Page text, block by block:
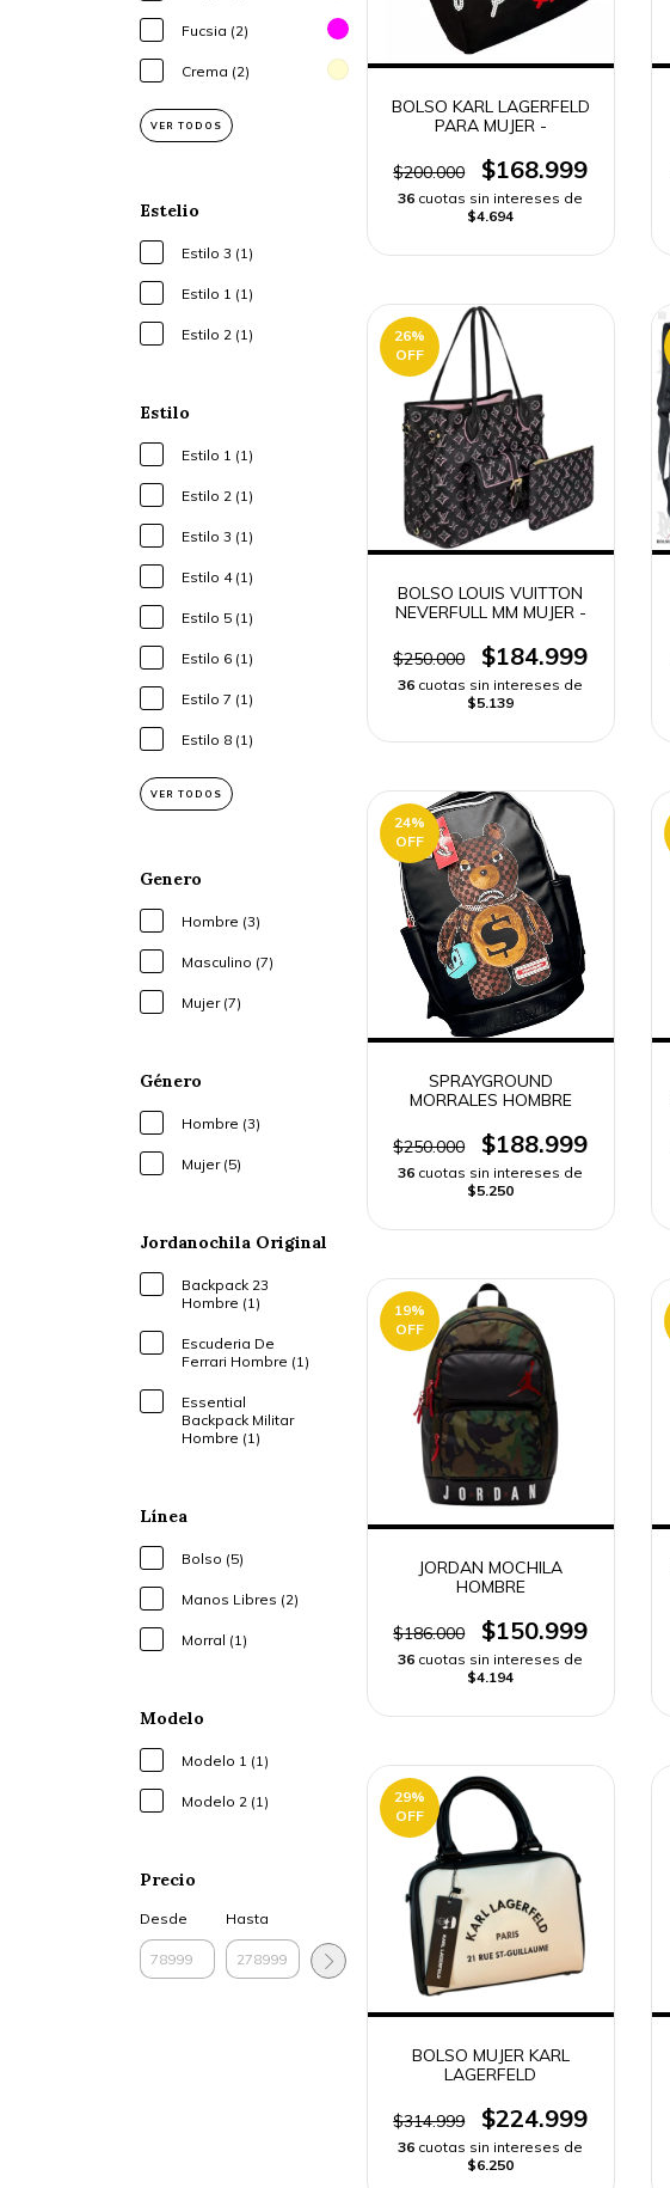
Fucsia (2)
Crema (2)
VER TODOS
Estelio
Estilo 3 (1)
Estilo 1 (1)
Estilo 2 (1)
Estilo
Estilo 1 (1)
Estilo 2 (1)
Estilo 3 (1)
Estilo 4 (1)
Estilo 5 (1)
Estilo 6 (1)
Estilo 7 (1)
Estilo 8 (1)
VER TODOS
Genero
Hombre (3)
Masculino (7)
Mujer (7)
Género
Hombre (3)
Mujer (5)
Jordanochila Original
Backpack 23
Hombre (1)
Escuderia De
Ferrari Hombre (1)
Essential
Backpack Militar
Hombre (1)
Línea
Bolso (5)
Manos Libres (2)
Morral (1)
Modelo
Modelo 1 (1)
Modelo 2 (1)
Precio
Desde Hasta
BOLSO KARL LAGERFELD
PARA MUJER -
$200.000 $168.999
36 cuotas sin intereses de
$4.694
26%
OFF
BOLSO LOUIS VUITTON
NEVERFULL MM MUJER -
$250.000 $184.999
36 cuotas sin intereses de
$5.139
24%
OFF
SPRAYGROUND
MORRALES HOMBRE
$250.000 $188.999
36 cuotas sin intereses de
$5.250
19%
OFF
JORDAN MOCHILA
HOMBRE
$186.000 $150.999
36 cuotas sin intereses de
$4.194
29%
OFF
BOLSO MUJER KARL
LAGERFELD
$314.999 $224.999
36 cuotas sin intereses de
$6.250